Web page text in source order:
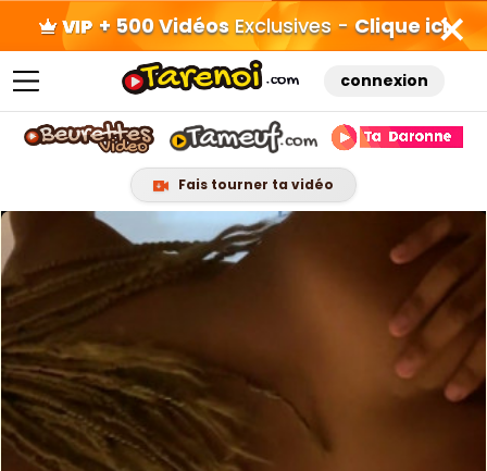
Skip
to
content
+ 500 Vidéos Exclusives - Clique ici
connexion
Fais tourner ta vidéo